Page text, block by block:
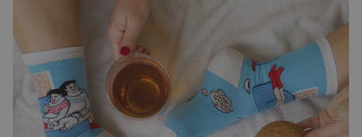
19,99 €
Personalizzabile
Copertina Personalizzata con
Faccia
Comprato
più di 2.000
39,99 €